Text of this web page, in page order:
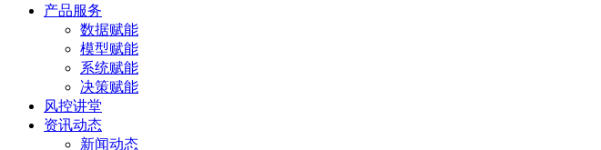
产品服务
数据赋能
模型赋能
系统赋能
决策赋能
风控讲堂
资讯动态
新闻动态